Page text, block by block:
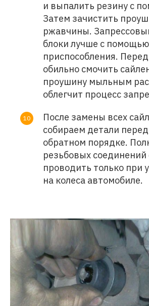
и выпалить резину с
Затем зачистить
ржавчины.
блоки лучше с
приспособления.
обильно смочить
проушину мыльным
облегчит процесс
После замены всех
собираем детали
обратном порядке.
резьбовых соединений
проводить только при
на колеса автомобиле.